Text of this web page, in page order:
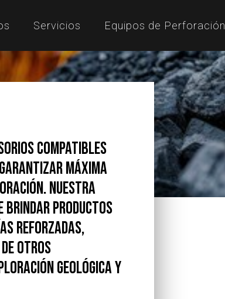
Servicios Equipos de Perforación
compatibles
máxima
Nuestra
brindar productos
reforzadas,
de otros
geológica y